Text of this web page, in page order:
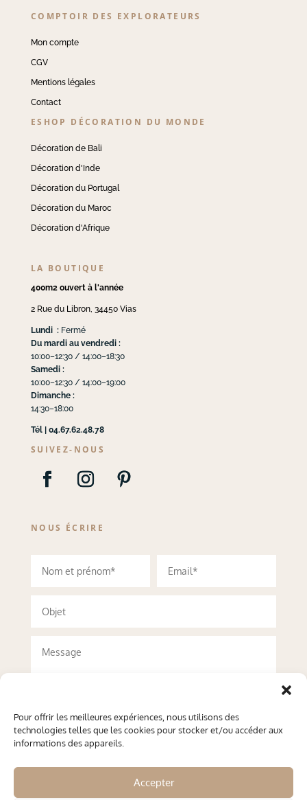
Pour offrir les meilleures expériences, nous utilisons des
technologies telles que les cookies pour stocker et/ou accéder aux
informations des appareils.
Accepter
COMPTOIR DES EXPLORATEURS
Mon compte
CGV
Mentions légales
Contact
ESHOP DÉCORATION DU MONDE
Décoration de Bali
Décoration d'Inde
Décoration du Portugal
Décoration du Maroc
Décoration d'Afrique
LA BOUTIQUE
400m2 ouvert à l'année
2 Rue du Libron, 34450 Vias
Lundi :Fermé
Du mardi au vendredi :
10:00–12:30 / 14:00–18:30
Samedi :
10:00–12:30 / 14:00–19:00
Dimanche :
14:30–18:00
Tél | 04.67.62.48.78
SUIVEZ-NOUS
NOUS ÉCRIRE